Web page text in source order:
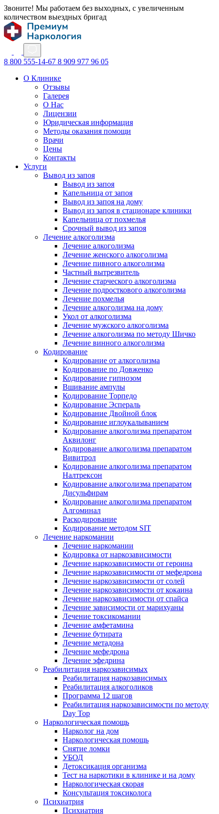
Звоните! Мы работаем без выходных, с увеличенным
количеством выездных бригад
8 800 555-14-67 8 909 977 96 05
О Клинике
Отзывы
Галерея
О Нас
Лицензии
Юридическая информация
Методы оказания помощи
Врачи
Цены
Контакты
Услуги
Вывод из запоя
Вывод из запоя
Капельница от запоя
Вывод из запоя на дому
Вывод из запоя в стационаре клиники
Капельница от похмелья
Срочный вывод из запоя
Лечение алкоголизма
Лечение алкоголизма
Лечение женского алкоголизма
Лечение пивного алкоголизма
Частный вытрезвитель
Лечение старческого алкоголизма
Лечение подросткового алкоголизма
Лечение похмелья
Лечение алкоголизма на дому
Укол от алкоголизма
Лечение мужского алкоголизма
Лечение алкоголизма по методу Шичко
Лечение винного алкоголизма
Кодирование
Кодирование от алкоголизма
Кодирование по Довженко
Кодирование гипнозом
Вшивание ампулы
Кодирование Торпедо
Кодирование Эспераль
Кодирование Двойной блок
Кодирование иглоукалыванием
Кодирование алкоголизма препаратом
Аквилонг
Кодирование алкоголизма препаратом
Вивитрол
Кодирование алкоголизма препаратом
Налтрексон
Кодирование алкоголизма препаратом
Дисульфирам
Кодирование алкоголизма препаратом
Алгоминал
Раскодирование
Кодирование методом SIT
Лечение наркомании
Лечение наркомании
Кодировка от наркозависимости
Лечение наркозависимости от героина
Лечение наркозависимости от мефедрона
Лечение наркозависимости от солей
Лечение наркозависимости от кокаина
Лечение наркозависимости от спайса
Лечение зависимости от марихуаны
Лечение токсикомании
Лечение амфетамина
Лечение бутирата
Лечение метадона
Лечение мефедрона
Лечение эфедрина
Реабилитация наркозависимых
Реабилитация наркозависимых
Реабилитация алкоголиков
Программа 12 шагов
Реабилитация наркозависимости по методу
Day Top
Наркологическая помощь
Нарколог на дом
Наркологическая помощь
Снятие ломки
УБОД
Детоксикация организма
Тест на наркотики в клинике и на дому
Наркологическая скорая
Консультация токсиколога
Психиатрия
Психиатрия